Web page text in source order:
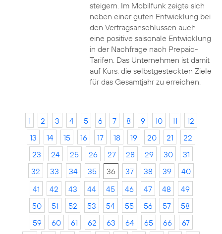
steigern. Im Mobilfunk zeigte sich
neben einer guten Entwicklung bei
den Vertragsanschlüssen auch
eine positive saisonale Entwicklung
in der Nachfrage nach Prepaid-
Tarifen. Das Unternehmen ist damit
auf Kurs, die selbstgesteckten Ziele
für das Gesamtjahr zu erreichen.
1 2 3 4 5 6 7 8 9 10 11
12
13
14 15 16 17 18 19 20 21
22
23
24 25 26 27 28 29 30
31
32
33 34 35 36 37 38 39
40
41
42 43 44 45 46 47 48
49
50
51 52 53 54 55 56 57
58
59
60 61 62 63 64 65 66
67